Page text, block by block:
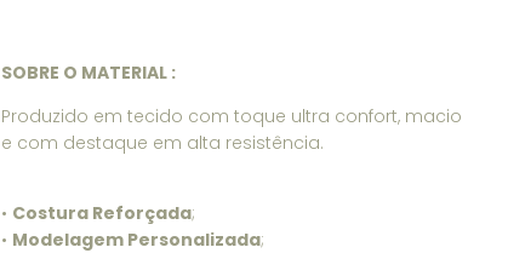
SOBRE O MATERIAL :
Produzido em tecido com toque ultra confort, macio
e com destaque em alta resistência.
• Costura Reforçada;
• Modelagem Personalizada;